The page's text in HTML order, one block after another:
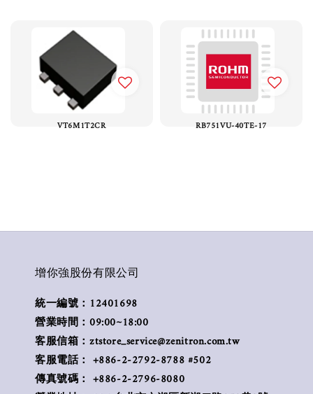
VT6M1T2CR RB751VU-40TE-17
增你強股份有限公司
統一編號：12401698
營業時間：09:00~18:00
客服信箱：ztstore_service@zenitron.com.tw
客服電話： +886-2-2792-8788 #502
傳真號碼： +886-2-2796-8080